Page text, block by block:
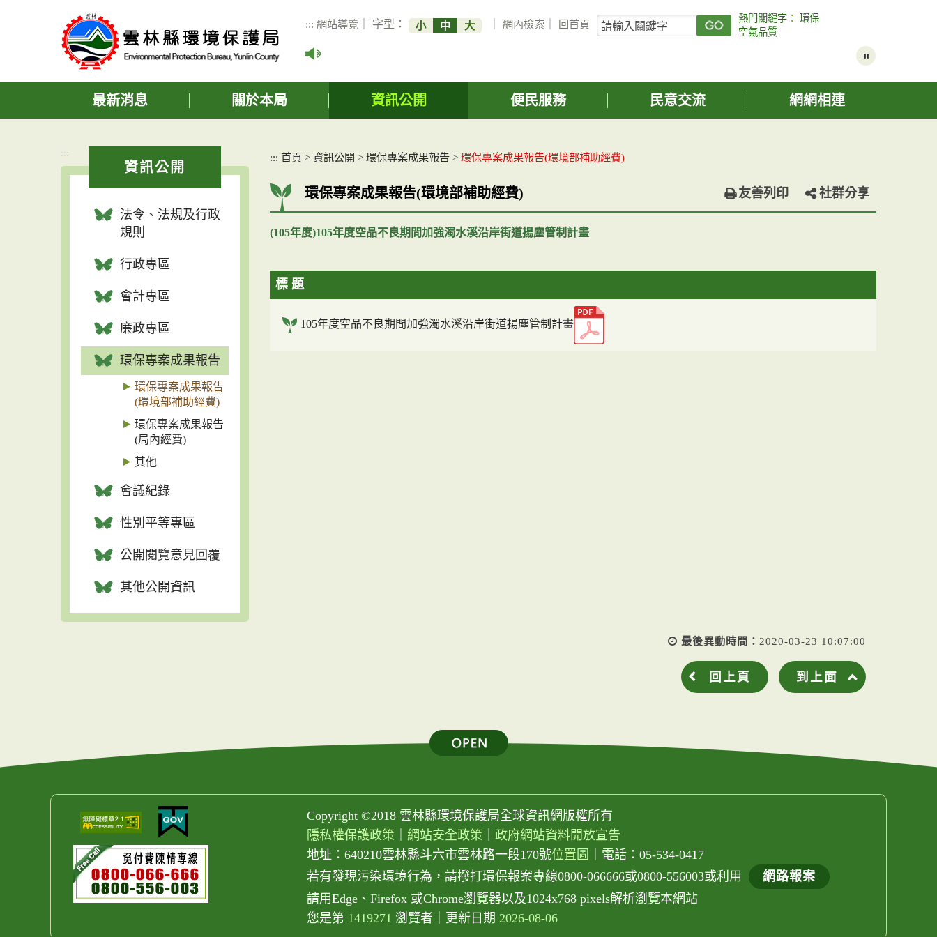
容
::: 網站導覽 ｜ 字型： 小 中 大 ｜網內檢索 回首頁
關
鍵
詢
熱門關鍵字 ：環保
空氣品質
最新消息 關於本局 資訊公開 便民服務 民意交流 網網相連
:::
資訊公開
法令、法規及行政
規則
行政專區
會計專區
廉政專區
環保專案成果報告
環保專案成果報告
(環境部補助經費)
環保專案成果報告
(局內經費)
其他
會議紀錄
性別平等專區
公開閱覽意見回覆
其他公開資訊
::: 首頁 > 資訊公開 > 環保專案成果報告 > 環保專案成果報告(環境部補助經費)
環保專案成果報告(環境部補助經費) 友善列印 社群分享
(105年度)105年度空品不良期間加強濁水溪沿岸街道揚塵管制計畫
標 題
105年度空品不良期間加強濁水溪沿岸街道揚塵管制計畫
最後異動時間： 2020-03-23 10:07:00
回上頁 到上面
Copyright ©2018 雲林縣環境保護局全球資訊網版權所有
隱私權保護政策
網站安全政策 ｜政府網站資料開放宣告
地址：640210雲林縣斗六市雲林路一段170號位置圖
電話：05-534-0417
若有發現污染環境行為，請撥打環保報案專線0800-066666或0800-556003或利用
網路報案
請用Edge、Firefox 或Chrome瀏覽器以及1024x768 pixels解析瀏覽本網站
您是第 1419271 瀏覽者 更新日期2026-08-06